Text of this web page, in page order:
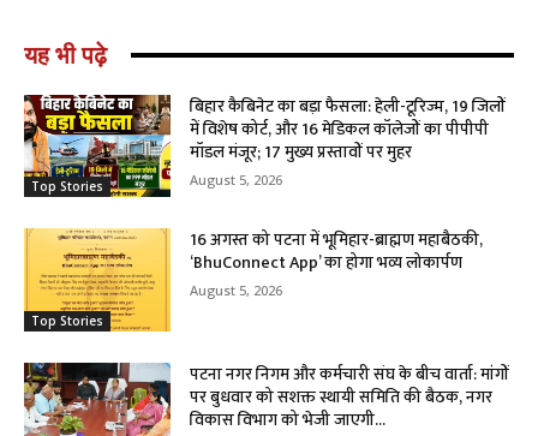
यह भी पढ़े
Top Stories
बिहार कैबिनेट का बड़ा फैसला: हेली-टूरिज्म, 19 जिलों
में विशेष कोर्ट, और 16 मेडिकल कॉलेजों का पीपीपी
मॉडल मंजूर; 17 मुख्य प्रस्तावों पर मुहर
August 5, 2026
Top Stories
16 अगस्त को पटना में भूमिहार-ब्राह्मण महाबैठकी,
‘BhuConnect App’ का होगा भव्य लोकार्पण
August 5, 2026
पटना नगर निगम और कर्मचारी संघ के बीच वार्ता: मांगों
पर बुधवार को सशक्त स्थायी समिति की बैठक, नगर
विकास विभाग को भेजी जाएगी...